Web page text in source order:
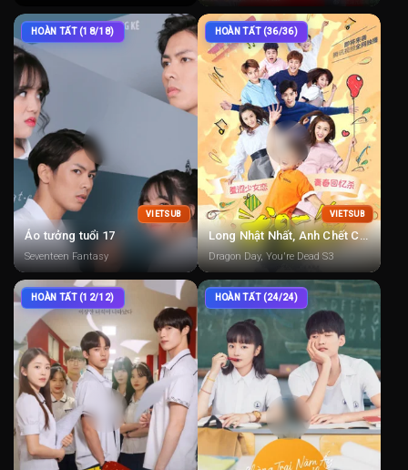
HOÀN TẤT (18/18)
VIETSUB
Ảo tưởng tuổi 17
Seventeen Fantasy
HOÀN TẤT (36/36)
VIETSUB
Long Nhật Nhất, Anh Chết Chắc 1
Dragon Day, You're Dead S3
HOÀN TẤT (12/12) HOÀN TẤT (24/24)